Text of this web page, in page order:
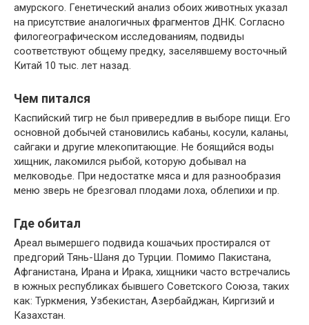
амурского. Генетический анализ обоих животных указал
на присутствие аналогичных фрагментов ДНК. Согласно
филогеографическом исследованиям, подвиды
соответствуют общему предку, заселявшему восточный
Китай 10 тыс. лет назад.
Чем питался
Каспийский тигр не был привередлив в выборе пищи. Его
основной добычей становились кабаны, косули, каланы,
сайгаки и другие млекопитающие. Не боящийся воды
хищник, лакомился рыбой, которую добывал на
мелководье. При недостатке мяса и для разнообразия
меню зверь не брезговал плодами лоха, облепихи и пр.
Где обитал
Ареал вымершего подвида кошачьих простирался от
предгорий Тянь-Шаня до Турции. Помимо Пакистана,
Афганистана, Ирана и Ирака, хищники часто встречались
в южных республиках бывшего Советского Союза, таких
как: Туркмения, Узбекистан, Азербайджан, Киргизий и
Казахстан.